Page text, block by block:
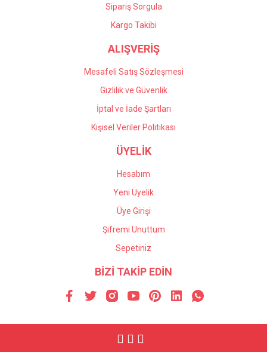
Gönder
Sipariş Sorgula
Kargo Takibi
ALIŞVERİŞ
Mesafeli Satış Sözleşmesi
Gizlilik ve Güvenlik
İptal ve İade Şartları
Kişisel Veriler Politikası
ÜYELİK
Hesabım
Yeni Üyelik
Üye Girişi
Şifremi Unuttum
Sepetiniz
BİZİ TAKİP EDİN